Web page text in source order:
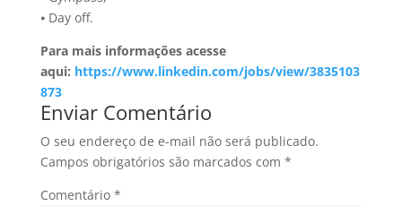
⦁ Day off.
Para mais informações acesse
aqui: https://www.linkedin.com/jobs/view/3835103
873
Enviar Comentário
O seu endereço de e-mail não será publicado.
Campos obrigatórios são marcados com *
Comentário *